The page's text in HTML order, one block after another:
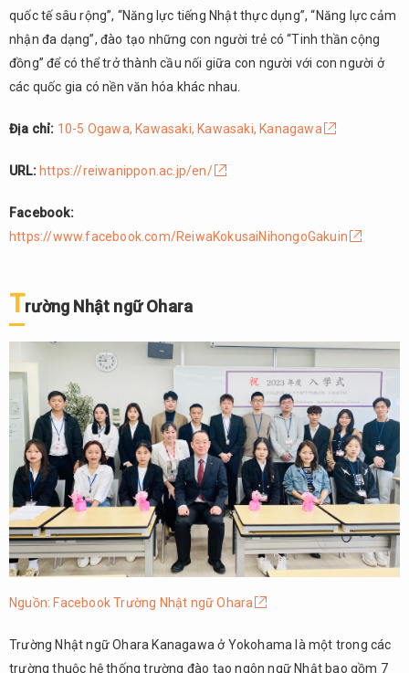
quốc tế sâu rộng”, “Năng lực tiếng Nhật thực dụng”, “Năng lực cảm
nhận đa dạng”, đào tạo những con người trẻ có “Tinh thần cộng
đồng” để có thể trở thành cầu nối giữa con người với con người ở
các quốc gia có nền văn hóa khác nhau.
Địa chỉ: 10-5 Ogawa, Kawasaki, Kawasaki, Kanagawa
URL: https://reiwanippon.ac.jp/en/
Facebook:
https://www.facebook.com/ReiwaKokusaiNihongoGakuin
Trường Nhật ngữ Ohara
Nguồn: Facebook Trường Nhật ngữ Ohara
Trường Nhật ngữ Ohara Kanagawa ở Yokohama là một trong các
trường thuộc hệ thống trường đào tạo ngôn ngữ Nhật bao gồm 7